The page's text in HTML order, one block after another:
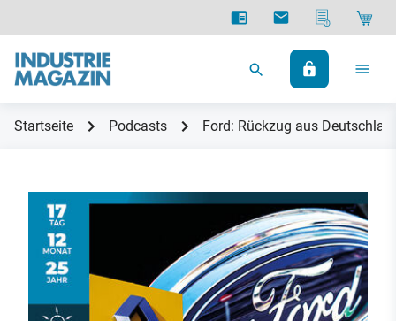
Startseite Podcasts Ford: Rückzug aus